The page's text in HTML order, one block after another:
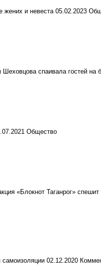
жених и невеста 05.02.2023
спаивала гостей на
Общество
«Блокнот Таганрог»
02.12.2020